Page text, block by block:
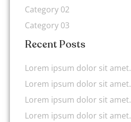
Category 02
Category 03
Recent Posts
Lorem ipsum dolor sit amet.
Lorem ipsum dolor sit amet.
Lorem ipsum dolor sit amet.
Lorem ipsum dolor sit amet.